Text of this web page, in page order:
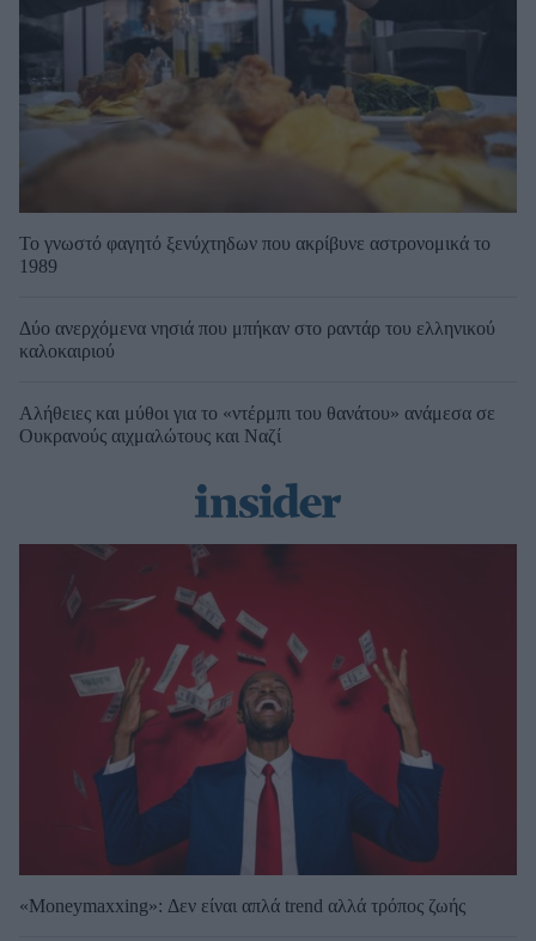
Το γνωστό φαγητό ξενύχτηδων που ακρίβυνε αστρονομικά το
1989
Δύο ανερχόμενα νησιά που μπήκαν στο ραντάρ του ελληνικού
καλοκαιριού
Αλήθειες και μύθοι για το «ντέρμπι του θανάτου» ανάμεσα σε
Ουκρανούς αιχμαλώτους και Ναζί
«Moneymaxxing»: Δεν είναι απλά trend αλλά τρόπος ζωής